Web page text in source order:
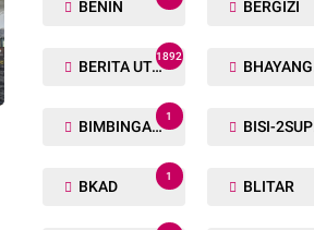
BENIN BERGIZI
BERITA UTAMA
1892
BHAYANGKARA RUN
BIMBINGAN ROHANI
1
BISI-2SUPER
BKAD
1
BLITAR